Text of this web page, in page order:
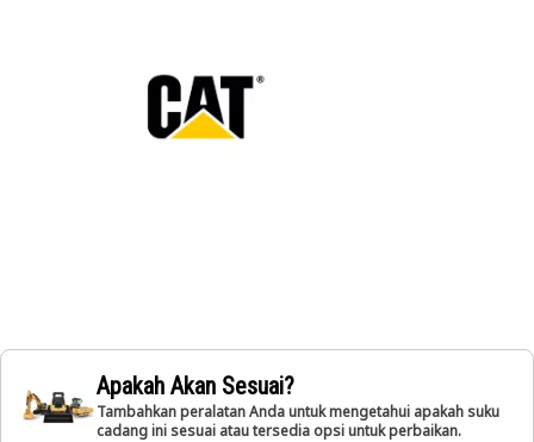
Apakah Akan Sesuai?
Tambahkan peralatan Anda untuk mengetahui apakah suku
cadang ini sesuai atau tersedia opsi untuk perbaikan.